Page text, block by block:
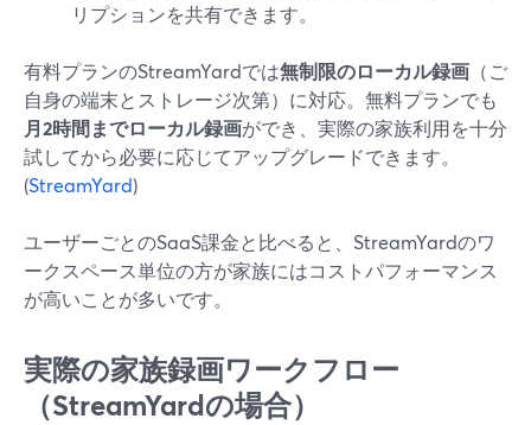
リプションを共有できます。
有料プランのStreamYardでは無制限のローカル録画 （ご
自身の端末とストレージ次第）に対応。無料プランでも
月2時間までローカル録画ができ、実際の家族利用を十分
試してから必要に応じてアップグレードできます。
(StreamYard)
ユーザーごとのSaaS課金と比べると、StreamYardのワ
ークスペース単位の方が家族にはコストパフォーマンス
が高いことが多いです。
実際の家族録画ワークフロー
（StreamYardの場合）